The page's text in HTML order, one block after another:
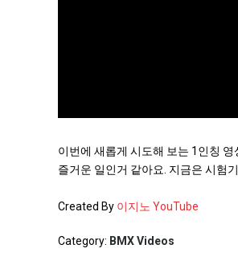
이번에 새롭게 시도해 보는 1인칭
즐거운 일인거 같아요. 지금은 시험
Created By 이지노 YouTube
Category: BMX Videos